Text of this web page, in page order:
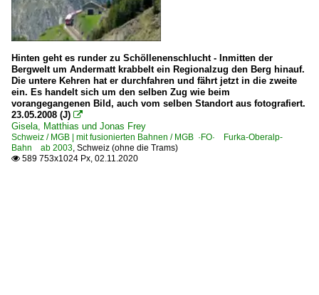
Hinten geht es runder zu Schöllenenschlucht - Inmitten der
Bergwelt um Andermatt krabbelt ein Regionalzug den Berg hinauf.
Die untere Kehren hat er durchfahren und fährt jetzt in die zweite
ein. Es handelt sich um den selben Zug wie beim
vorangegangenen Bild, auch vom selben Standort aus fotografiert.
23.05.2008 (J) 
Gisela, Matthias und Jonas Frey
Schweiz / MGB | mit fusionierten Bahnen / MGB ·FO· Furka-Oberalp-
Bahn ab 2003, Schweiz (ohne die Trams)
 589 753x1024 Px, 02.11.2020